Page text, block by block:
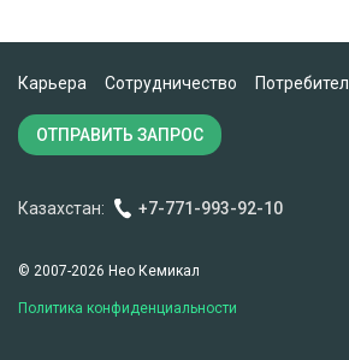
Карьера Сотрудничество
ОТПРАВИТЬ ЗАПРОС
Казахстан: +7-771-993-92-10
© 2007-2026 Нео Кемикал
Политика конфиденциальности